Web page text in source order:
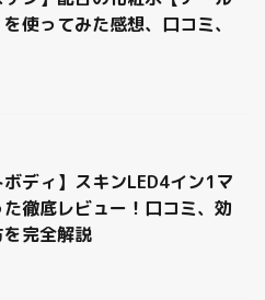
使ってみた感想、口コミ、
ボディ】スキンLED4イン1マ
徹底レビュー！口コミ、効
完全解説